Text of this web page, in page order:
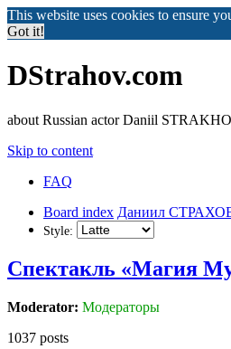
This website uses cookies to ensure
Got it!
DStrahov.com
about Russian actor Daniil
Skip to content
FAQ
Board index Даниил
Style:
Спектакль «Магия
Moderator: Модераторы
1037 posts